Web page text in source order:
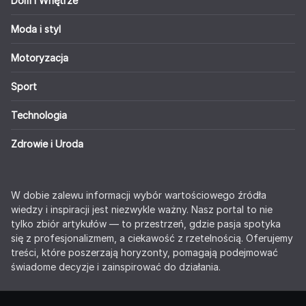
Moda i styl
Motoryzacja
Sport
Technologia
Zdrowie i Uroda
W dobie zalewu informacji wybór wartościowego źródła
wiedzy i inspiracji jest niezwykle ważny. Nasz portal to nie
tylko zbiór artykułów — to przestrzeń, gdzie pasja spotyka
się z profesjonalizmem, a ciekawość z rzetelnością. Oferujemy
treści, które poszerzają horyzonty, pomagają podejmować
świadome decyzje i zainspirować do działania.